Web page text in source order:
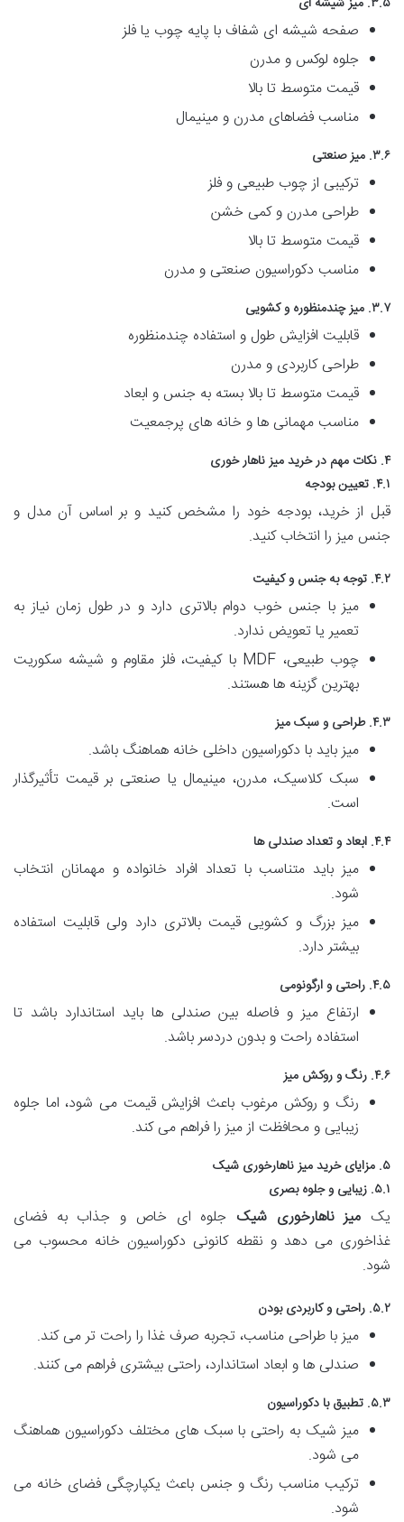
صفحه شیشه ای شفاف با پایه چوب یا فلز
جلوه لوکس و مدرن
قیمت متوسط تا بالا
مناسب فضاهای مدرن و مینیمال
۳.۶. میز صنعتی
ترکیبی از چوب طبیعی و فلز
طراحی مدرن و کمی خشن
قیمت متوسط تا بالا
مناسب دکوراسیون صنعتی و مدرن
۳.۷. میز چندمنظوره و کشویی
قابلیت افزایش طول و استفاده چندمنظوره
طراحی کاربردی و مدرن
قیمت متوسط تا بالا بسته به جنس و ابعاد
مناسب مهمانی ها و خانه های پرجمعیت
۴. نکات مهم در خرید میز ناهار خوری
۴.۱. تعیین بودجه
قبل از خرید، بودجه خود را مشخص کنید و بر اساس آن مدل و
جنس میز را انتخاب کنید.
۴.۲. توجه به جنس و کیفیت
میز با جنس خوب دوام بالاتری دارد و در طول زمان نیاز به
تعمیر یا تعویض ندارد.
چوب طبیعی، MDF با کیفیت، فلز مقاوم و شیشه سکوریت
بهترین گزینه ها هستند.
۴.۳. طراحی و سبک میز
میز باید با دکوراسیون داخلی خانه هماهنگ باشد.
سبک کلاسیک، مدرن، مینیمال یا صنعتی بر قیمت تأثیرگذار
است.
۴.۴. ابعاد و تعداد صندلی ها
میز باید متناسب با تعداد افراد خانواده و مهمانان انتخاب
شود.
میز بزرگ و کشویی قیمت بالاتری دارد ولی قابلیت استفاده
بیشتر دارد.
۴.۵. راحتی و ارگونومی
ارتفاع میز و فاصله بین صندلی ها باید استاندارد باشد تا
استفاده راحت و بدون دردسر باشد.
۴.۶. رنگ و روکش میز
رنگ و روکش مرغوب باعث افزایش قیمت می شود، اما جلوه
زیبایی و محافظت از میز را فراهم می کند.
۵. مزایای خرید
میز ناهارخوری شیک
۵.۱. زیبایی و جلوه بصری
یک میز ناهارخوری شیک جلوه ای خاص و جذاب به فضای
غذاخوری می دهد و نقطه کانونی دکوراسیون خانه محسوب می
شود.
۵.۲. راحتی و کاربردی بودن
میز با طراحی مناسب، تجربه صرف غذا را راحت تر می کند.
صندلی ها و ابعاد استاندارد، راحتی بیشتری فراهم می کنند.
۵.۳. تطبیق با دکوراسیون
میز شیک به راحتی با سبک های مختلف دکوراسیون هماهنگ
می شود.
ترکیب مناسب رنگ و جنس باعث یکپارچگی فضای خانه می
شود.